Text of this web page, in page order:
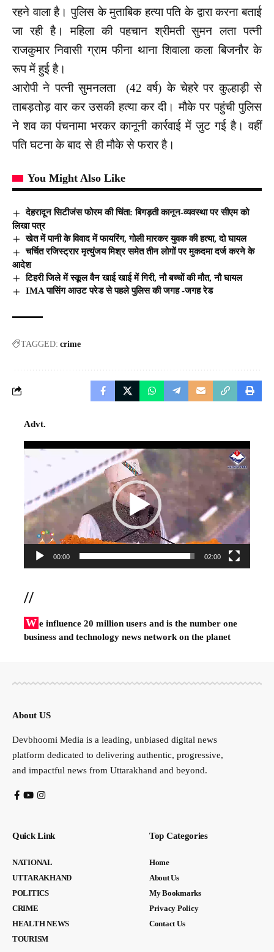
रहने वाला है। पुलिस के मुताबिक हत्या पति के द्वारा करना बताई
जा रही है। महिला की पहचान श्रीमती सुमन लता पत्नी
राजकुमार निवासी ग्राम फीना थाना शिवाला कला बिजनौर के
रूप में हुई है।
आरोपी ने पत्नी सुमनलता (42 वर्ष) के चेहरे पर कुल्हाड़ी से
ताबड़तोड़ वार कर उसकी हत्या कर दी। मौके पर पहुंची पुलिस
ने शव का पंचनामा भरकर कानूनी कार्रवाई में जुट गई है। वहीं
पति घटना के बाद से ही मौके से फरार है।
You Might Also Like
देहरादून सिटीजंस फोरम की चिंता: बिगड़ती कानून-व्यवस्था पर सीएम को
लिखा पत्र
खेत में पानी के विवाद में फायरिंग, गोली मारकर युवक की हत्या, दो घायल
चर्चित रजिस्ट्रार मृत्युंजय मिश्र समेत तीन लोगों पर मुकदमा दर्ज करने के
आदेश
टिहरी जिले में स्कूल वैन खाई खाई में गिरी, नौ बच्चों की मौत, नौ घायल
IMA पासिंग आउट परेड से पहले पुलिस की जगह -जगह रेड
TAGGED: crime
Advt.
Video
00:00 02:00
//
W e influence 20 million users and is the number one
business and technology news network on the planet
About US
Devbhoomi Media is a leading, unbiased digital news
platform dedicated to delivering authentic, progressive,
and impactful news from Uttarakhand and beyond.
Quick Link
NATIONAL
UTTARAKHAND
POLITICS
CRIME
HEALTH NEWS
TOURISM
Top Categories
Home
About Us
My Bookmarks
Privacy Policy
Contact Us